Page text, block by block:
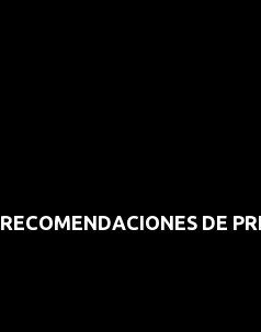
RECOMENDACIONES DE